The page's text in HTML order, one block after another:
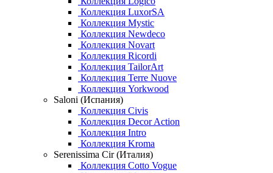
Коллекция LuxorSA
Коллекция Mystic
Коллекция Newdeco
Коллекция Novart
Коллекция Ricordi
Коллекция TailorArt
Коллекция Terre Nuove
Коллекция Yorkwood
Saloni (Испания)
Коллекция Civis
Коллекция Decor Action
Коллекция Intro
Коллекция Kroma
Serenissima Cir (Италия)
Коллекция Cotto Vogue